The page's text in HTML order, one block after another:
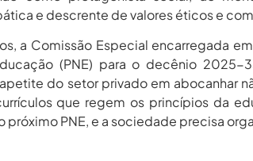
De...
Da APUB... agosto 6, 2026
Em Institutos Federais... agosto 6, 2026
e descrente de valores éticos e
a Comissão Especial encarregada
(PNE) para o decênio
do setor privado em abocanhar
que regem os princípios da
PNE, e a sociedade precisa